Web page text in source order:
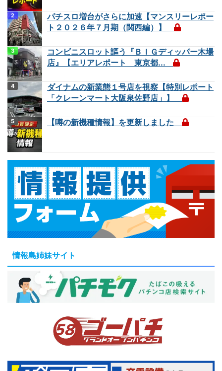
パチスロ増台がさらに加速【マンスリーレポー
ト２０２６年７月期（関西編）】
コンビニスロット謳う『ＢＩＧディッパー木場
店』【エリアレポート 東京都...
ダイナムの新業態１号店を視察【特別レポート
「クレーンマート大阪泉佐野店」】
【噂の新機種情報】を更新しました
情報島姉妹サイト